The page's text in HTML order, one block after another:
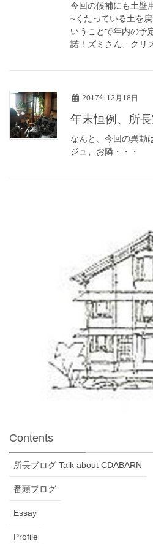
今回の候補にも土壁
~くたっている土を
いうことで年内の予
諾！ズミさん、クリ
2017年12月18日
年末恒例、所
なんと、今回の異動
ジュ、お隣・・・
Contents
所長ブログ Talk about CDABARN
番頭ブログ
Essay
Profile